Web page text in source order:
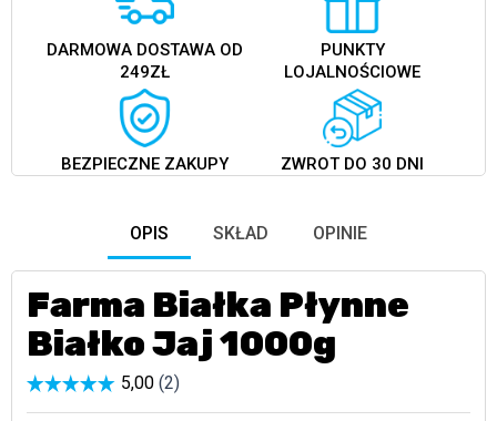
DARMOWA DOSTAWA OD
249ZŁ
PUNKTY
LOJALNOŚCIOWE
BEZPIECZNE ZAKUPY ZWROT DO 30 DNI
OPIS SKŁAD OPINIE
Farma Białka Płynne
Białko Jaj 1000g